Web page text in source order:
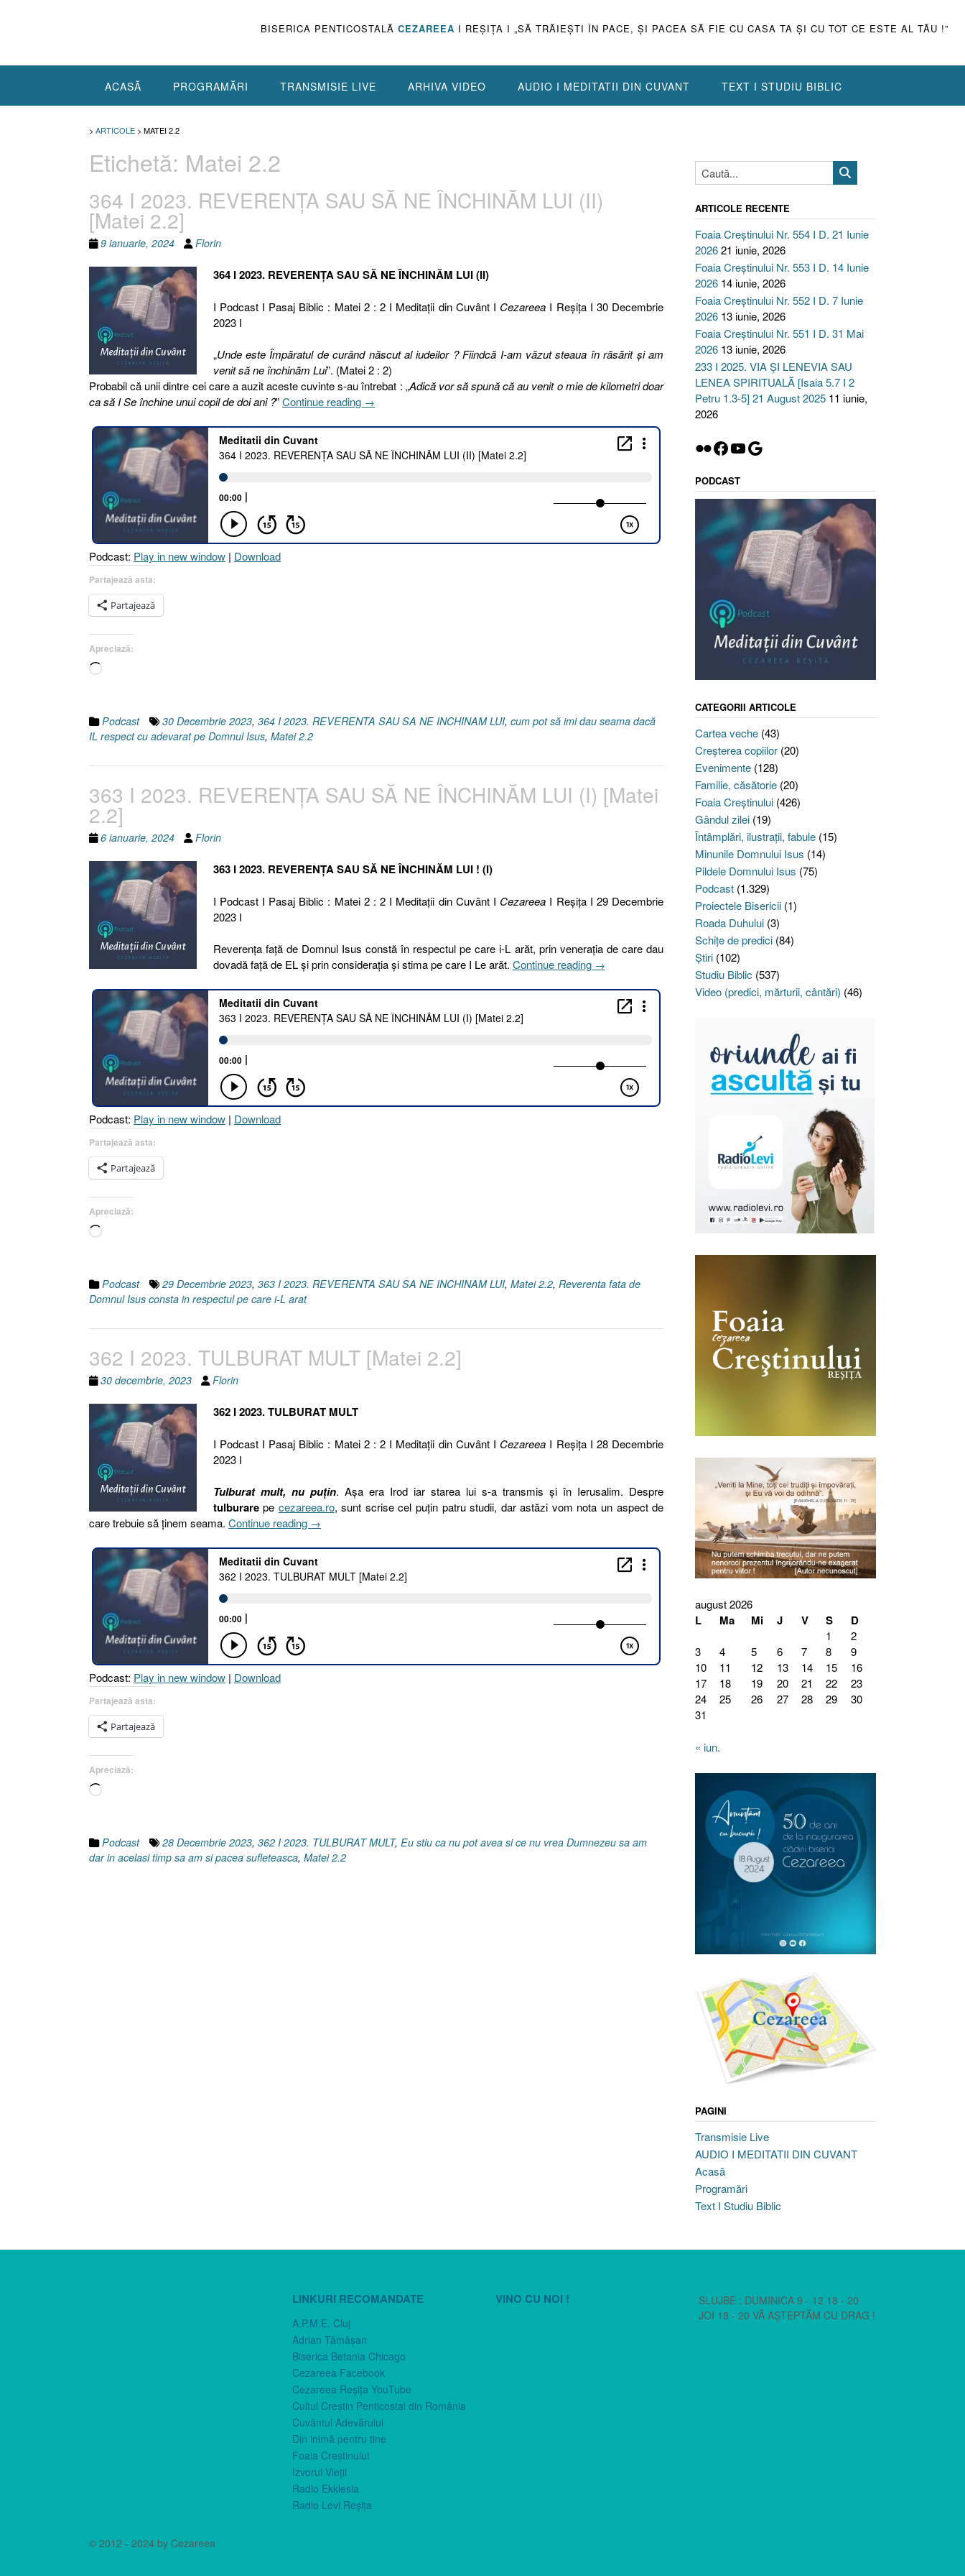
BISERICA PENTICOSTALĂ CEZAREEA I REŞIŢA I „SĂ TRĂIEŞTI ÎN PACE, ŞI PACEA SĂ FIE CU CASA TA ŞI CU TOT CE ESTE AL TĂU !”
ACASĂ PROGRAMĂRI TRANSMISIE LIVE ARHIVA VIDEO AUDIO I MEDITATII DIN CUVANT TEXT I STUDIU BIBLIC
> ARTICOLE > MATEI 2.2
Etichetă: Matei 2.2
364 I 2023. REVERENȚA SAU SĂ NE ÎNCHINĂM LUI (II)
[Matei 2.2]
9 ianuarie, 2024 Florin
364 I 2023. REVERENȚA SAU SĂ NE ÎNCHINĂM LUI (II)
I Podcast I Pasaj Biblic : Matei 2 : 2 I Meditaţii din Cuvânt I Cezareea I Reşiţa I 30 Decembrie
2023 I
„Unde este Împăratul de curând născut al iudeilor ? Fiindcă I-am văzut steaua în răsărit şi am
venit să ne închinăm Lui”. (Matei 2 : 2)
Probabil că unii dintre cei care a auzit aceste cuvinte s-au întrebat : „Adică vor să spună că au venit o mie de kilometri doar
ca să I Se închine unui copil de doi ani ?”Continue reading „364
2023.
REVERENȚA
SAU
(II)
→
Podcast: Play in new window | Download
Partajează asta:
Partajează
Apreciază:
Încarc...
Podcast 30 Decembrie 2023, 364 I 2023. REVERENTA SAU SA NE INCHINAM LUI, cum pot să imi dau seama dacă
IL respect cu adevarat pe Domnul Isus, Matei 2.2
363 I 2023. REVERENȚA SAU SĂ NE ÎNCHINĂM LUI (I) [Matei
2.2]
6 ianuarie, 2024 Florin
363 I 2023. REVERENȚA SAU SĂ NE ÎNCHINĂM LUI ! (I)
I Podcast I Pasaj Biblic : Matei 2 : 2 I Meditaţii din Cuvânt I Cezareea I Reşiţa I 29 Decembrie
2023 I
Reverența față de Domnul Isus constă în respectul pe care i-L arăt, prin venerația de care dau
dovadă față de EL și prin considerația și stima pe care I Le arăt. Continue reading „363
2023.
REVERENȚA
NE
ÎNCHINĂM
(I)
→
Podcast: Play in new window | Download
Partajează asta:
Partajează
Apreciază:
Încarc...
Podcast 29 Decembrie 2023, 363 I 2023. REVERENTA SAU SA NE INCHINAM LUI, Matei 2.2, Reverenta fata de
Domnul Isus consta in respectul pe care i-L arat
362 I 2023. TULBURAT MULT [Matei 2.2]
30 decembrie, 2023 Florin
362 I 2023. TULBURAT MULT
I Podcast I Pasaj Biblic : Matei 2 : 2 I Meditaţii din Cuvânt I Cezareea I Reşiţa I 28 Decembrie
2023 I
Tulburat mult, nu puțin. Așa era Irod iar starea lui s-a transmis și în Ierusalim. Despre
tulburarepe cezareea.ro, sunt scrise cel puțin patru studii, dar astăzi vom nota un aspect de
care trebuie să ținem seama. Continue reading „362
2023.
TULBURAT
MULT
→
Podcast: Play in new window | Download
Partajează asta:
Partajează
Apreciază:
Încarc...
Podcast 28 Decembrie 2023, 362 I 2023. TULBURAT MULT, Eu stiu ca nu pot avea si ce nu vrea Dumnezeu sa am
dar in acelasi timp sa am si pacea sufleteasca, Matei 2.2
ARTICOLE RECENTE
Foaia Creștinului Nr. 554 I D. 21 Iunie
202621 iunie, 2026
Foaia Creștinului Nr. 553 I D. 14 Iunie
2026 14 iunie, 2026
Foaia Creștinului Nr. 552 I D. 7 Iunie
2026 13 iunie, 2026
Foaia Creștinului Nr. 551 I D. 31 Mai
2026 13 iunie, 2026
233 I 2025. VIA ȘI LENEVIA SAU
LENEA SPIRITUALĂ [Isaia 5.7 I 2
Petru 1.3-5] 21 August 2025 11 iunie,
2026
Flickr
Facebook
YouTube
Google
PODCAST
CATEGORII ARTICOLE
Cartea veche(43)
Creşterea copiilor(20)
Evenimente(128)
Familie, căsătorie(20)
Foaia Creştinului(426)
Gândul zilei(19)
Întâmplări, ilustraţii, fabule(15)
Minunile Domnului Isus (14)
Pildele Domnului Isus (75)
Podcast(1.329)
Proiectele Bisericii(1)
Roada Duhului(3)
Schiţe de predici(84)
Ştiri(102)
Studiu Biblic (537)
Video (predici, mărturii, cântări) (46)
august 2026
L Ma Mi J V S D
1
2
3
4 5 6 7 8
9
10
11 12 13 14 15
16
17
18 19 20 21 22
23
24
25 26 27 28 29
30
31
« iun.
PAGINI
Transmisie Live
AUDIO I MEDITATII DIN CUVANT
Acasă
Programări
Text I Studiu Biblic
LINKURI RECOMANDATE
A.P.M.E. Cluj
Adrian Tămăşan
Biserica Betania Chicago
Cezareea Facebook
Cezareea Reşiţa YouTube
Cultul Creştin Penticostal din România
Cuvântul Adevărului
Din inimă pentru tine
Foaia Creştinului
Izvorul Vieţii
Radio Ekklesia
Radio Levi Reşiţa
VINO CU NOI !
SLUJBE : DUMINICA 9 - 12 18 - 20
JOI 18 - 20 VĂ AȘTEPTĂM CU DRAG !
© 2012 - 2024 by Cezareea